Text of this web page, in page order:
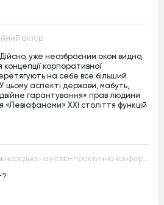
актор
уже неозброєним оком видно,
корпоративної
на себе все більший
цьому аспекті держави, мабуть,
гарантування» прав людини
ХХІ століття функцій
22 червня відбудеться Міжнародна науково-практична конференція “Конституційна демократія в умовах загроз територіальній цілісності та національній безпеці”